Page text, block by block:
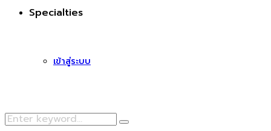
Specialties
เข้าสู่ระบบ
Search
Search